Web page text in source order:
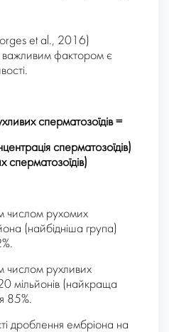
et al., 2016)
фактором є
сперматозоїдів =
сперматозоїдів)
сперматозоїдів)
числом рухомих
(найбідніша група)
числом рухливих
мільйонів (найкраща
85%.
дроблення ембріона на